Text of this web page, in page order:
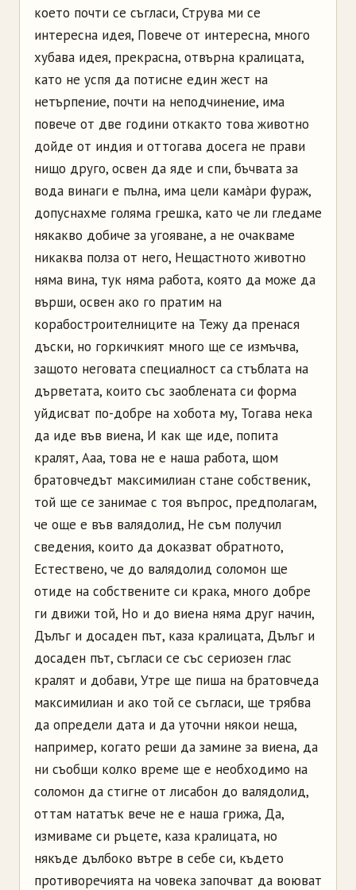
което почти се съгласи, Струва ми се
интересна идея, Повече от интересна, много
хубава идея, прекрасна, отвърна кралицата,
като не успя да потисне един жест на
нетърпение, почти на неподчинение, има
повече от две години откакто това животно
дойде от индия и оттогава досега не прави
нищо друго, освен да яде и спи, бъчвата за
вода винаги е пълна, има цели камàри фураж,
допуснахме голяма грешка, като че ли гледаме
някакво добиче за угояване, а не очакваме
никаква полза от него, Нещастното животно
няма вина, тук няма работа, която да може да
върши, освен ако го пратим на
корабостроителниците на Тежу да пренася
дъски, но горкичкият много ще се измъчва,
защото неговата специалност са стъблата на
дърветата, които със заоблената си форма
уйдисват по-добре на хобота му, Тогава нека
да иде във виена, И как ще иде, попита
кралят, Ааа, това не е наша работа, щом
братовчедът максимилиан стане собственик,
той ще се занимае с тоя въпрос, предполагам,
че още е във валядолид, Не съм получил
сведения, които да доказват обратното,
Естествено, че до валядолид соломон ще
отиде на собствените си крака, много добре
ги движи той, Но и до виена няма друг начин,
Дълъг и досаден път, каза кралицата, Дълъг и
досаден път, съгласи се със сериозен глас
кралят и добави, Утре ще пиша на братовчеда
максимилиан и ако той се съгласи, ще трябва
да определи дата и да уточни някои неща,
например, когато реши да замине за виена, да
ни съобщи колко време ще е необходимо на
соломон да стигне от лисабон до валядолид,
оттам нататък вече не е наша грижа, Да,
измиваме си ръцете, каза кралицата, но
някъде дълбоко вътре в себе си, където
противоречията на човека започват да воюват